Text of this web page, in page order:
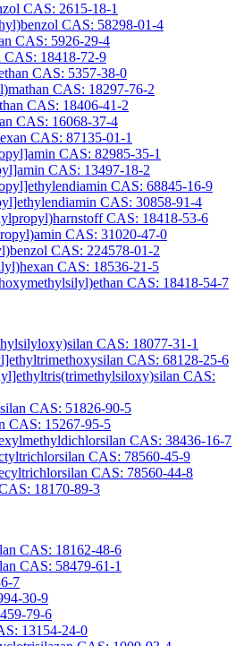
CAS: 2615-18-1
CAS: 58298-01-4
CAS: 5926-29-4
CAS: 18418-72-9
CAS: 5357-38-0
CAS: 18297-76-2
CAS: 18406-41-2
CAS: 16068-37-4
CAS: 87135-01-1
CAS: 82985-35-1
CAS: 13497-18-2
CAS: 68845-16-9
CAS: 30858-91-4
CAS: 18418-53-6
CAS: 31020-47-0
CAS: 224578-01-2
CAS: 18536-21-5
CAS: 18418-54-7
CAS: 18077-31-1
CAS: 68128-25-6
CAS:
CAS: 51826-90-5
CAS: 15267-95-5
CAS: 38436-16-7
CAS: 78560-45-9
CAS: 78560-44-8
18170-89-3
CAS: 18162-48-6
CAS: 58479-61-1
7
30-9
79-6
13154-24-0